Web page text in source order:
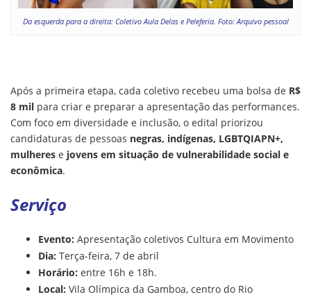
Da esquerda para a direita: Coletivo Aula Delas e Peleferia. Foto: Arquivo pessoal
Após a primeira etapa, cada coletivo recebeu uma bolsa de R$
8 mil para criar e preparar a apresentação das performances.
Com foco em diversidade e inclusão, o edital priorizou
candidaturas de pessoas negras, indígenas, LGBTQIAPN+,
mulheres e jovens em situação de vulnerabilidade social e
econômica.
Serviço
Evento: Apresentação coletivos Cultura em Movimento
Dia: Terça-feira, 7 de abril
Horário: entre 16h e 18h.
Local: Vila Olímpica da Gamboa, centro do Rio